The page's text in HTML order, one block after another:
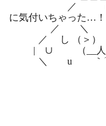
／ u ＼ 俺
に気付いちゃった…！
／ ＼
／ し （＞）
| ∪ （__人
＼ u ｀